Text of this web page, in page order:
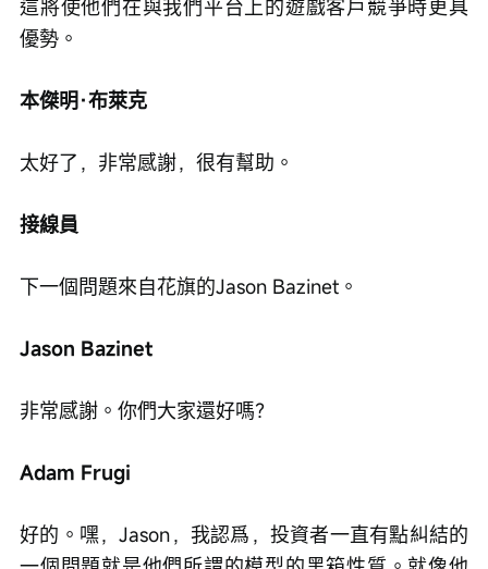
這將使他們在與我們平台上的遊戲客戶競爭時更具
優勢。
本傑明·布萊克
太好了，非常感謝，很有幫助。
接線員
下一個問題來自花旗的Jason Bazinet。
Jason Bazinet
非常感謝。你們大家還好嗎？
Adam Frugi
好的。嘿，Jason，我認爲，投資者一直有點糾結的